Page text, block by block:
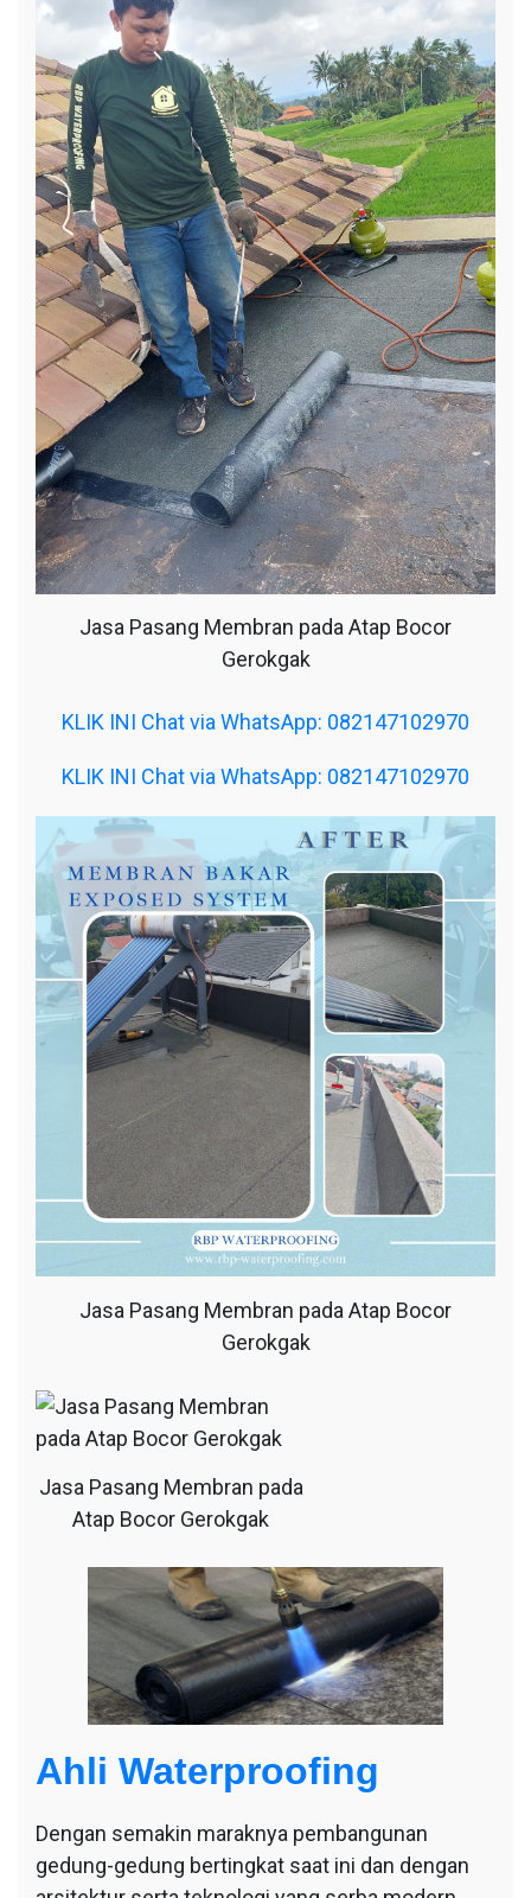
Jasa Pasang Membran pada Atap Bocor
Gerokgak
KLIK INI Chat via WhatsApp: 082147102970
KLIK INI Chat via WhatsApp: 082147102970
Jasa Pasang Membran pada Atap Bocor
Gerokgak
Jasa Pasang Membran pada
Atap Bocor Gerokgak
Ahli Waterproofing
Dengan semakin maraknya pembangunan
gedung-gedung bertingkat saat ini dan dengan